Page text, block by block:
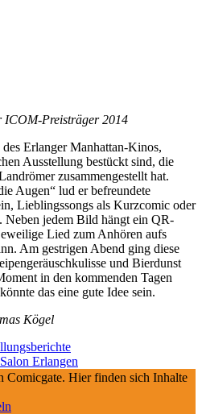
ICOM-Preisträger 2014
Erlanger Manhattan-Kinos,
Ausstellung bestückt sind, die
zusammengestellt hat.
Augen“ lud er befreundete
Lieblingssongs als Kurzcomic oder
Neben jedem Bild hängt ein QR-
Lied zum Anhören aufs
Am gestrigen Abend ging diese
und Bierdunst
in den kommenden Tagen
das eine gute Idee sein.
Kögel
Erlangen
Comicgate. Hier finden sich Inhalte